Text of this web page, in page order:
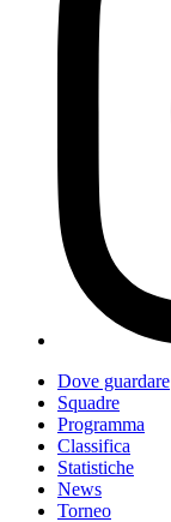
Dove guardare
Squadre
Programma
Classifica
Statistiche
News
Torneo